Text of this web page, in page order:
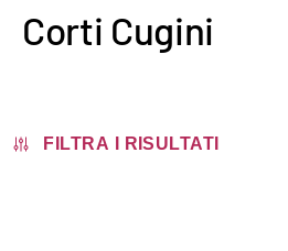
Corti Cugini
FILTRA I RISULTATI